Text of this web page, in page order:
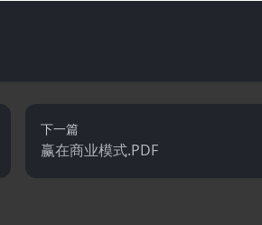
下一篇
赢在商业模式.PDF